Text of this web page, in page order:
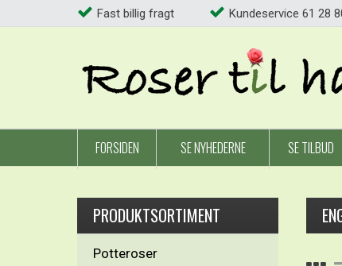
Fast billig fragt Kundeservice 61 28
FORSIDEN SE NYHEDERNE SE TILBUD
PRODUKTSORTIMENT
Potteroser